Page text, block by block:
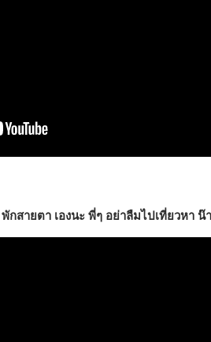
สายตา เองนะ พี่ๆ อย่าลืมไปเที่ยวหา น๊